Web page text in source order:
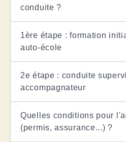
conduite ?
1ère étape : formation
auto-école
2e étape : conduite
accompagnateur
Quelles conditions pour
(permis, assurance...) ?